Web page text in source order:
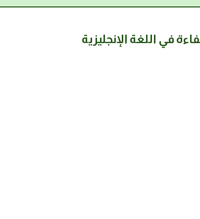
في اللغة الإنجليزية